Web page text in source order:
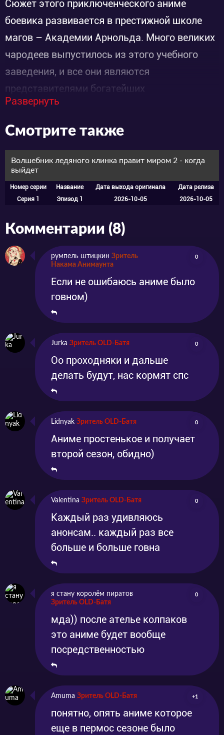
Сюжет этого приключенческого аниме
боевика развивается в престижной школе
магов – Академии Арнольда. Много великих
чародеев выпустилось из этого учебного
заведения, и все они являются
представителями богатейших
аристократических семейств. Формально
обучение в академии доступно любому
простолюдину, но социальное устройство
школы предполагает, что развивать
природный магический талант возможно
только на платной основе, а стоимость
маг Рей Уайт, ветеран дальневосточной
чтобы сносить издёвки высокомерных
подростков-мажоров?
Развернуть
Смотрите также
Волшебник ледяного клинка правит миром 2 - когда
выйдет
Номер серии Название Дата выхода оригинала
Дата релиза
Серия 1
Эпизод 1 2026-10-05 2026-10-05
Комментарии (8)
румпель штицкин Зритель
Накама Анимаунта
0
Если не ошибаюсь аниме было
говном)
Jurka Зритель OLD-Батя 0
Оо проходняки и дальше
делать будут, нас кормят спс
Lidnyak Зритель OLD-Батя 0
Аниме простенькое и получает
второй сезон, обидно)
Valentina Зритель OLD-Батя 0
Каждый раз удивляюсь
анонсам.. каждый раз все
больше и больше говна
я стану королём пиратов
Зритель OLD-Батя
0
мда)) после ателье колпаков
это аниме будет вообще
посредственностью
Amuma Зритель OLD-Батя +1
понятно, опять аниме которое
еще в пермос сезоне было